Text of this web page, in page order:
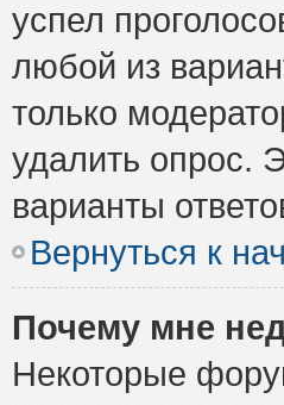
успел
любой из
только
удалить опрос.
варианты
Вернуться к
Почему мне
Некоторые